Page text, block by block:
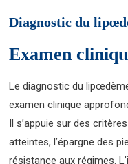
Diagnostic du
Examen
Le diagnostic du
examen clinique
Il s’appuie sur des
atteintes, l’épargne des
résistance aux régimes.